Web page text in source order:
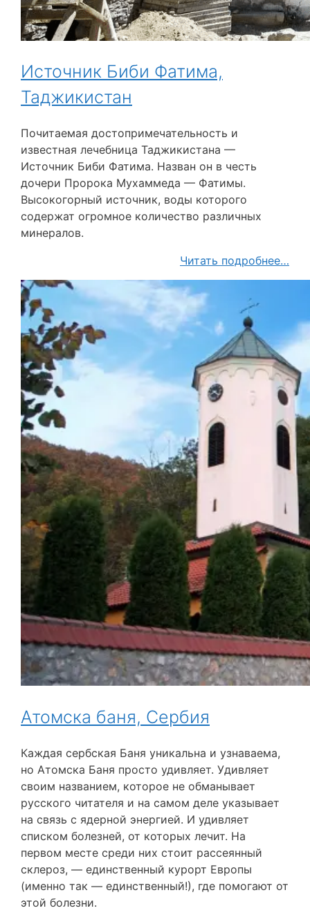
Источник Биби Фатима,
Таджикистан
Почитаемая достопримечательность и
известная лечебница Таджикистана —
Источник Биби Фатима. Назван он в честь
дочери Пророка Мухаммеда — Фатимы.
Высокогорный источник, воды которого
содержат огромное количество различных
минералов.
Читать подробнее…
Атомска баня, Сербия
Каждая сербская Баня уникальна и узнаваема,
но Атомска Баня просто удивляет. Удивляет
своим названием, которое не обманывает
русского читателя и на самом деле указывает
на связь с ядерной энергией. И удивляет
списком болезней, от которых лечит. На
первом месте среди них стоит рассеянный
склероз, — единственный курорт Европы
(именно так — единственный!), где помогают от
этой болезни.